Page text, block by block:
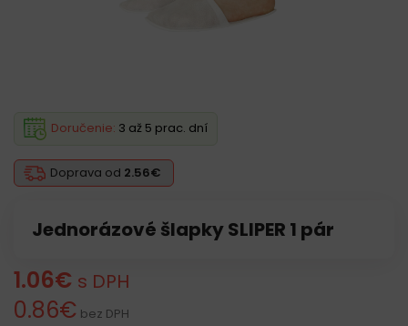
Jednorázové šlapky SLIPER 1 pár
Doprava od 2.56€
Doručenie: 3 až 5 prac. dní
1.06€ s DPH
0.86€ bez DPH